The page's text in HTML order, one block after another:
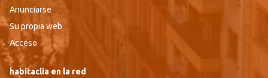
Anunciarse
Su propia web
Acceso
habitaclia en la red